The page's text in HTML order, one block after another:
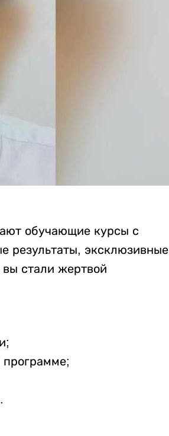
обучающие курсы с
результаты, эксклюзивные
стали жертвой
программе;